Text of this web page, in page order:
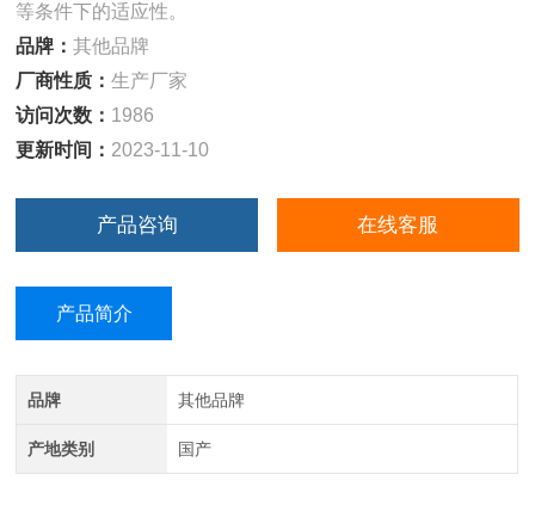
等条件下的适应性。
品牌：其他品牌
厂商性质：生产厂家
访问次数： 1986
更新时间： 2023-11-10
产品咨询 在线客服
产品简介
品牌 其他品牌
产地类别 国产